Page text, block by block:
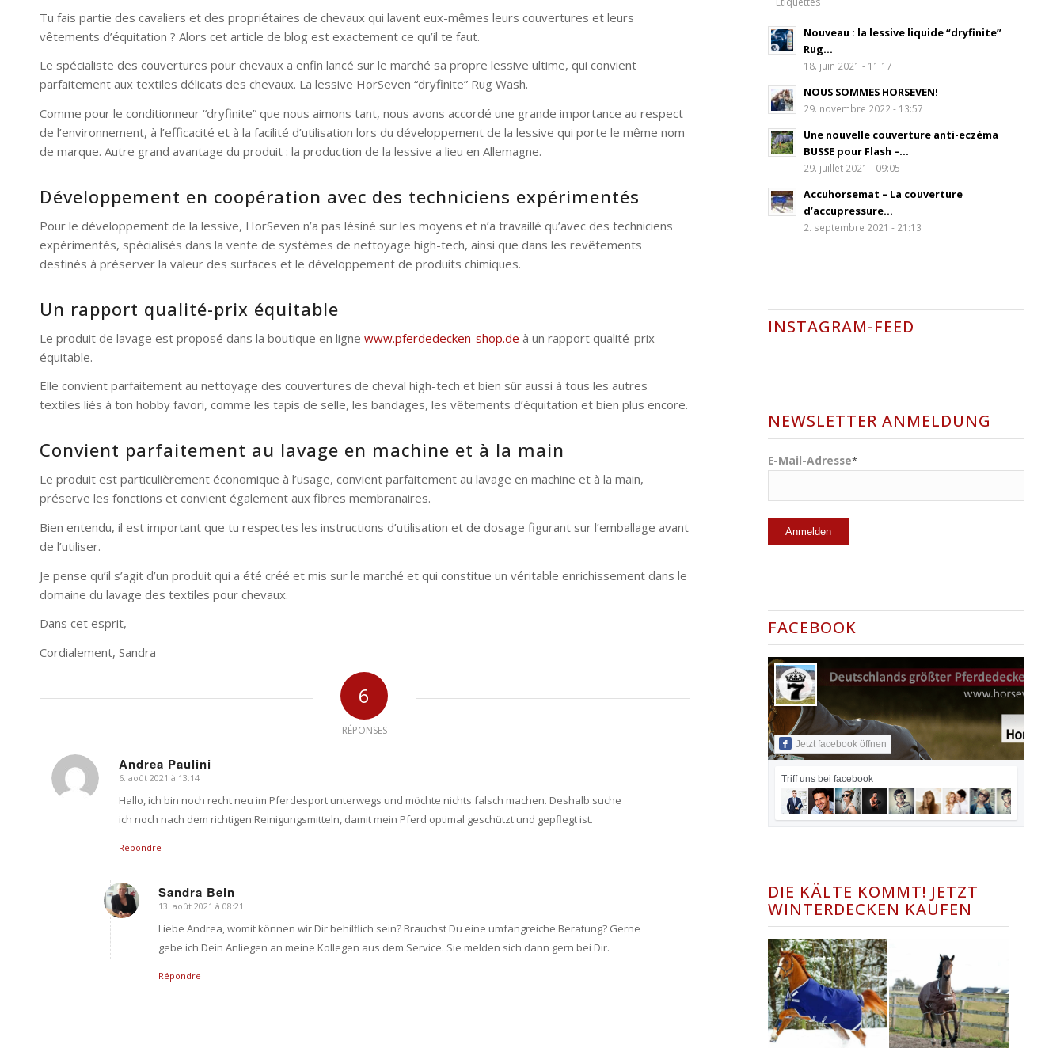
Tu fais partie des cavaliers et des propriétaires de chevaux qui lavent eux-mêmes leurs couvertures et leurs
vêtements d’équitation ? Alors cet article de blog est exactement ce qu’il te faut.
Le spécialiste des couvertures pour chevaux a enfin lancé sur le marché sa propre lessive ultime, qui convient
parfaitement aux textiles délicats des chevaux. La lessive HorSeven “dryfinite” Rug Wash.
Comme pour le conditionneur “dryfinite” que nous aimons tant, nous avons accordé une grande importance au respect
de l’environnement, à l’efficacité et à la facilité d’utilisation lors du développement de la lessive qui porte le même nom
de marque. Autre grand avantage du produit : la production de la lessive a lieu en Allemagne.
Développement en coopération avec des techniciens expérimentés
Pour le développement de la lessive, HorSeven n’a pas lésiné sur les moyens et n’a travaillé qu’avec des techniciens
expérimentés, spécialisés dans la vente de systèmes de nettoyage high-tech, ainsi que dans les revêtements
destinés à préserver la valeur des surfaces et le développement de produits chimiques.
Un rapport qualité-prix équitable
Le produit de lavage est proposé dans la boutique en ligne www.pferdedecken-shop.de à un rapport qualité-prix
équitable.
Elle convient parfaitement au nettoyage des couvertures de cheval high-tech et bien sûr aussi à tous les autres
textiles liés à ton hobby favori, comme les tapis de selle, les bandages, les vêtements d’équitation et bien plus encore.
Convient parfaitement au lavage en machine et à la main
Le produit est particulièrement économique à l’usage, convient parfaitement au lavage en machine et à la main,
préserve les fonctions et convient également aux fibres membranaires.
Bien entendu, il est important que tu respectes les instructions d’utilisation et de dosage figurant sur l’emballage avant
de l’utiliser.
Je pense qu’il s’agit d’un produit qui a été créé et mis sur le marché et qui constitue un véritable enrichissement dans le
domaine du lavage des textiles pour chevaux.
Dans cet esprit,
Cordialement, Sandra
6
RÉPONSES
Andrea Paulini
dit
:
6. août 2021 à 13:14
Hallo, ich bin noch recht neu im Pferdesport unterwegs und möchte nichts falsch machen. Deshalb suche
ich noch nach dem richtigen Reinigungsmitteln, damit mein Pferd optimal geschützt und gepflegt ist.
Répondre
Sandra Bein
dit
13. août 2021 à 08:21
Liebe Andrea, womit können wir Dir behilflich sein? Brauchst Du eine umfangreiche Beratung? Gerne
gebe ich Dein Anliegen an meine Kollegen aus dem Service. Sie melden sich dann gern bei Dir.
Répondre
Nouveau : la lessive liquide “dryfinite”
Rug...
18. juin 2021 - 11:17
NOUS SOMMES HORSEVEN!
29. novembre 2022 - 13:57
Une nouvelle couverture anti-eczéma
BUSSE pour Flash –...
29. juillet 2021 - 09:05
Accuhorsemat – La couverture
d’accupressure...
2. septembre 2021 - 21:13
INSTAGRAM-FEED
NEWSLETTER ANMELDUNG
E-Mail-Adresse*
FACEBOOK
Jetzt facebook öffnen
Triff uns bei facebook
DIE KÄLTE KOMMT! JETZT
WINTERDECKEN KAUFEN